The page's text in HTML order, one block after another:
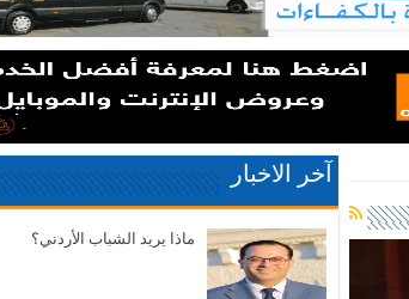
آخر الاخبار
ماذا يريد الشباب الأردني؟